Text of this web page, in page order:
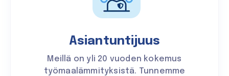
Asiantuntijuus
Meillä on yli 20 vuoden kokemus
työmaalämmityksistä. Tunnemme